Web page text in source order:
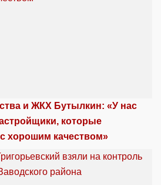
и ЖКХ Бутылкин: «У нас
которые
хорошим качеством»